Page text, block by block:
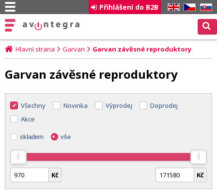
EN CZ SK
Přihlášení do B2B
Hlavní strana Garvan Garvan závěsné reproduktory
Garvan závěsné reproduktory
Všechny Novinka Výprodej
Doprodej
Akce
skladem vše
Kč Kč